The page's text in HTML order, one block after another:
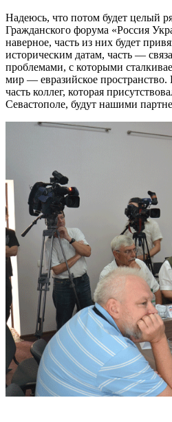
Надеюсь, что потом будет целый
Гражданского форума «Россия
наверное, часть из них будет
историческим датам, часть —
проблемами, с которыми
мир — евразийское
часть коллег, которая
Севастополе, будут нашими